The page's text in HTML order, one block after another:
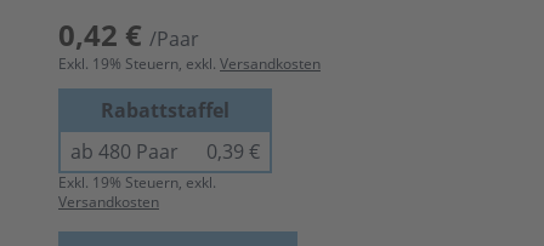
0,42 € /Paar
Exkl. 19% Steuern, exkl. Versandkosten
Rabattstaffel
ab 480 Paar
0,39 €
Exkl. 19% Steuern, exkl.
Versandkosten